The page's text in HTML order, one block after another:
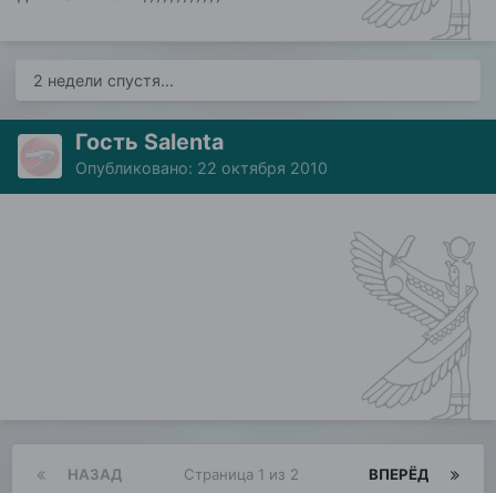
2 недели спустя...
Гость Salenta
Опубликовано: 22 октября 2010
НАЗАД ВПЕРЁД
Страница 1 из 2